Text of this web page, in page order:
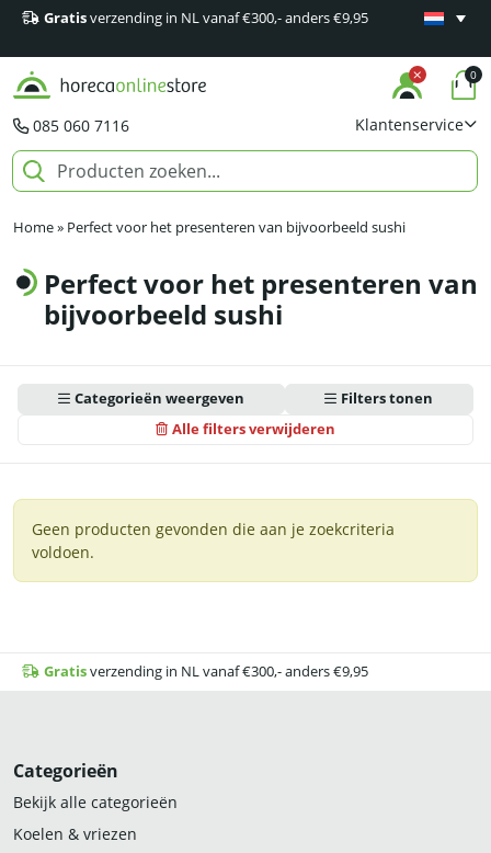
Gratisverzending in NL vanaf €300,- anders €9,95
Minimaal
085 060 7116 Klantenservice
0
Home» Perfect voor het presenteren van bijvoorbeeld sushi
Perfect voor het presenteren van
bijvoorbeeld sushi
Categorieën weergeven
Alle filters verwijderen
Filters tonen
Geen producten gevonden die aan je zoekcriteria
voldoen.
Gratisverzending in NL vanaf €300,- anders €9,95
Categorieën
Bekijk alle categorieën
Koelen & vriezen